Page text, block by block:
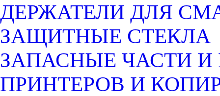
ДЕРЖАТЕЛИ ДЛЯ
ЗАЩИТНЫЕ СТЕКЛА
ЗАПАСНЫЕ ЧАСТИ
ПРИНТЕРОВ И